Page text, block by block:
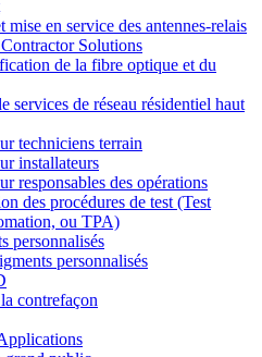
mise en service des antennes-relais
Solutions
de la fibre optique et du
services de réseau résidentiel haut
techniciens terrain
installateurs
responsables des opérations
des procédures de test (Test
ou TPA)
personnalisés
personnalisés
contrefaçon